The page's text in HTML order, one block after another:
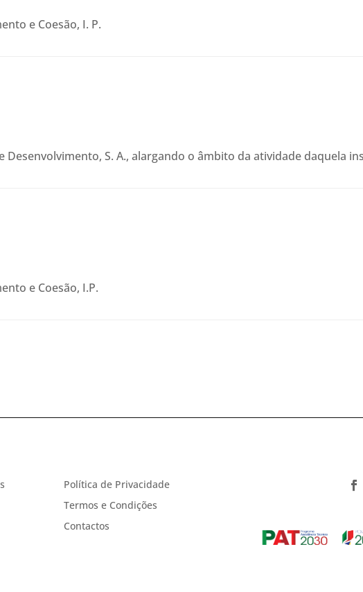
e Coesão, I. P.
S. A., alargando o âmbito da atividade daquela
e Coesão, I.P.
Política de Privacidade
Termos e Condições
Contactos